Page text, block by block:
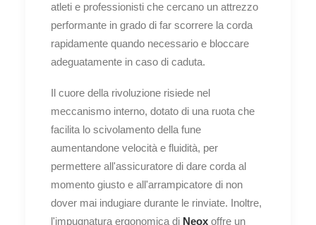
atleti e professionisti che cercano un attrezzo
performante in grado di far scorrere la corda
rapidamente quando necessario e bloccare
adeguatamente in caso di caduta.
Il cuore della rivoluzione risiede nel
meccanismo interno, dotato di una ruota che
facilita lo scivolamento della fune
aumentandone velocità e fluidità, per
permettere all'assicuratore di dare corda al
momento giusto e all'arrampicatore di non
dover mai indugiare durante le rinviate. Inoltre,
l'impugnatura ergonomica di Neox offre un